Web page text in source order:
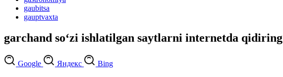
gaubitsa
gauptvaxta
garchand so‘zi ishlatilgan saytlarni internetda qidiring
Google Яндекс Bing